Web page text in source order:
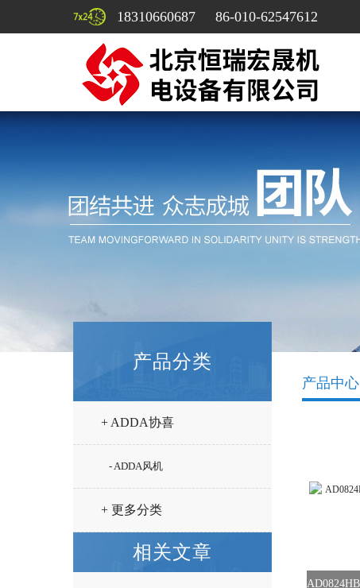
18310660687 86-010-62547612
产品分类
+ ADDA协喜
- ADDA风机
+ 更多分类
相关文章
产品中心